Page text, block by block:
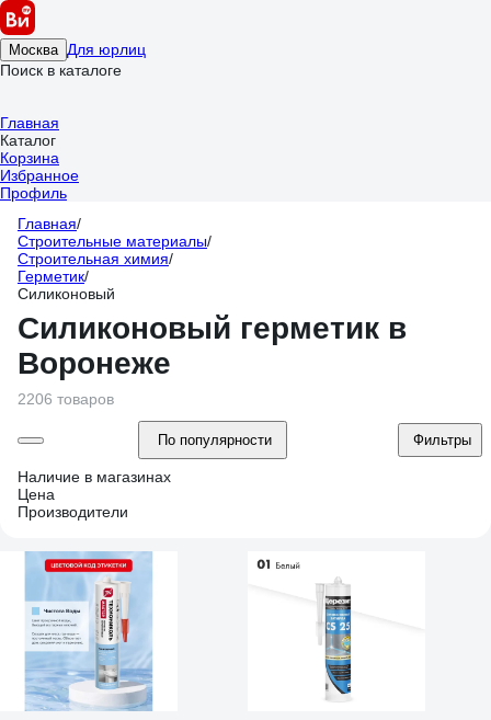
Москва Для юрлиц
Поиск в каталоге
Главная
Каталог
Корзина
Избранное
Профиль
Главная/
Строительные материалы/
Строительная химия/
Герметик/
Силиконовый
Силиконовый герметик в
Воронеже
2206 товаров
По популярности Фильтры
Наличие в магазинах
Цена
Производители